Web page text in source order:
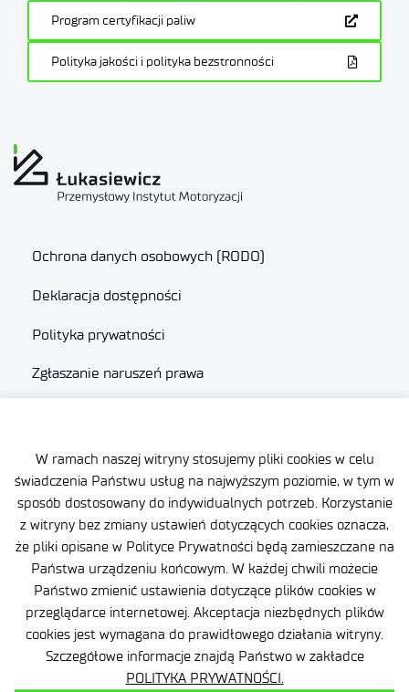
W ramach naszej witryny stosujemy pliki cookies w celu
świadczenia Państwu usług na najwyższym poziomie, w tym w
sposób dostosowany do indywidualnych potrzeb. Korzystanie
z witryny bez zmiany ustawień dotyczących cookies oznacza,
że pliki opisane w Polityce Prywatności będą zamieszczane na
Państwa urządzeniu końcowym. W każdej chwili możecie
Państwo zmienić ustawienia dotyczące plików cookies w
przeglądarce internetowej. Akceptacja niezbędnych plików
cookies jest wymagana do prawidłowego działania witryny.
Szczegółowe informacje znajdą Państwo w zakładce
POLITYKA PRYWATNOŚCI.
Program certyfikacji paliw
Polityka jakości i polityka bezstronności
Ochrona danych osobowych (RODO)
Deklaracja dostępności
Polityka prywatności
Zgłaszanie naruszeń prawa
Skargi i odwołania
Zamówienia publiczne
Polityka Cookie